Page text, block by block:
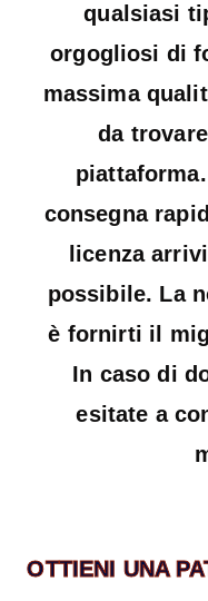
qualsiasi
orgogliosi di
massima
da
consegna
licenza
possibile. La
è fornirti il
In caso di
esitate a
OTTIENI UNA